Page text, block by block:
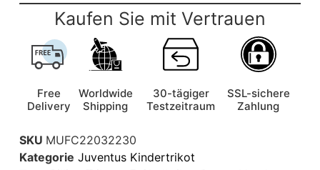
Kaufen Sie mit Vertrauen
Free
Delivery
Worldwide
Shipping
30-tägiger
Testzeitraum
SSL-sichere
Zahlung
SKU MUFC22032230
Kategorie Juventus Kindertrikot